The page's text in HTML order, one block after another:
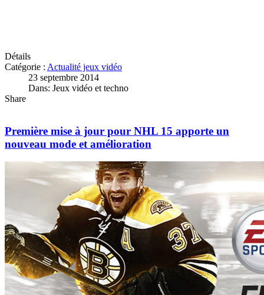
Détails
Catégorie : Actualité jeux vidéo
23 septembre 2014
Dans: Jeux vidéo et techno
Share
Première mise à jour pour NHL 15 apporte un
nouveau mode et amélioration